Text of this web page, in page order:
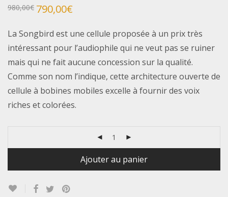
980,00€ Le
prix
était :
980,00€.
790,00€
790,00€.
La Songbird est une cellule proposée à un prix très
intéressant pour l’audiophile qui ne veut pas se ruiner
mais qui ne fait aucune concession sur la qualité.
Comme son nom l’indique, cette architecture ouverte de
cellule à bobines mobiles excelle à fournir des voix
riches et colorées.
Ajouter au panier